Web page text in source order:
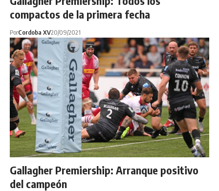
compactos de la primera fecha
PorCordoba XV20/09/2021
Gallagher Premiership: Arranque positivo
del campeón